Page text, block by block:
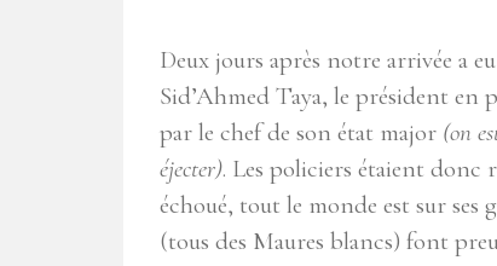
Deux jours après notre arrivée a
Sid’Ahmed Taya, le président en
par le chef de son état major (on
éjecter). Les policiers étaient donc
échoué, tout le monde est sur ses
(tous des Maures blancs) font